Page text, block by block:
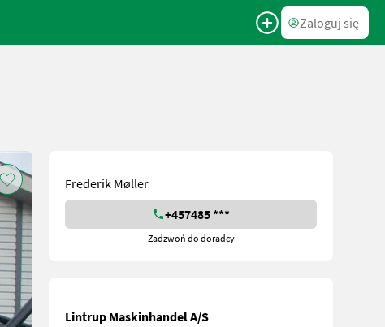
Zaloguj się
Frederik Møller
+457485 ***
Zadzwoń do doradcy
Lintrup Maskinhandel A/S